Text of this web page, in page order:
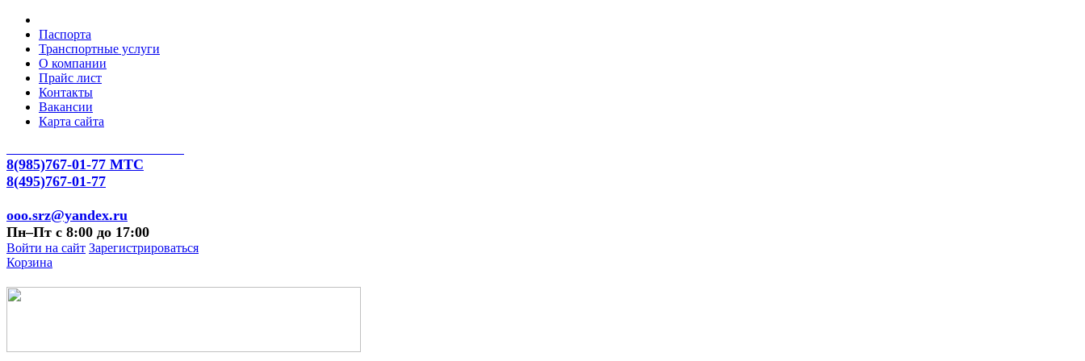
Паспорта
Транспортные услуги
О компании
Прайс лист
Контакты
Вакансии
Карта сайта
8(985)767-01-77 МТС
8(495)767-01-77
ooo.srz@yandex.ru
Пн–Пт с 8:00 до 17:00
Войти на сайт Зарегистрироваться
Корзина